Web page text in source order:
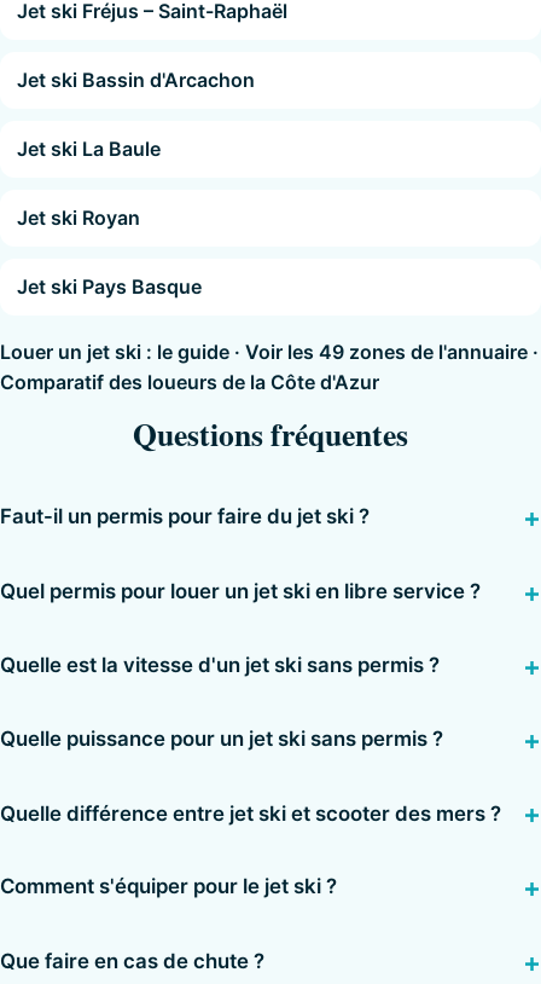
Jet ski Fréjus – Saint-Raphaël
Jet ski Bassin d'Arcachon
Jet ski La Baule
Jet ski Royan
Jet ski Pays Basque
Louer un jet ski : le guide · Voir les 49 zones de l'annuaire ·
Comparatif des loueurs de la Côte d'Azur
Questions fréquentes
Faut-il un permis pour faire du jet ski ?
Quel permis pour louer un jet ski en libre service ?
Quelle est la vitesse d'un jet ski sans permis ?
Quelle puissance pour un jet ski sans permis ?
Quelle différence entre jet ski et scooter des mers ?
Comment s'équiper pour le jet ski ?
Que faire en cas de chute ?